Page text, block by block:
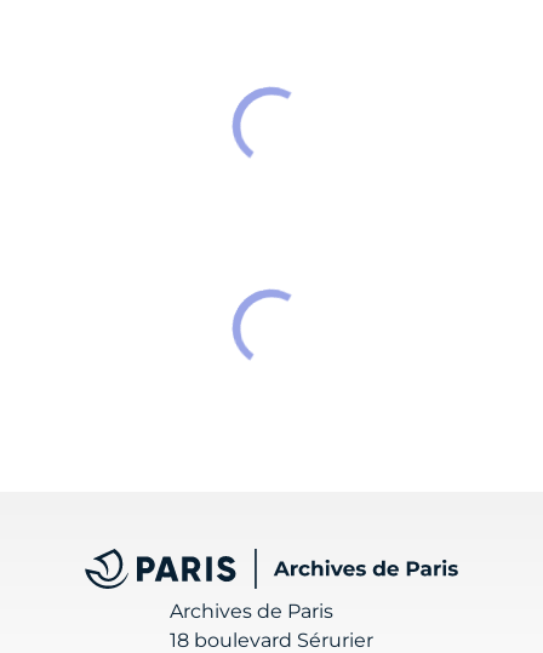
Archives de Paris
Archives de Paris
18 boulevard Sérurier